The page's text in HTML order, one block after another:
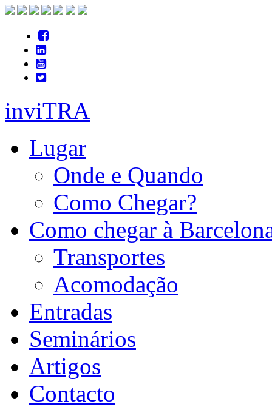
inviTRA
Lugar
Onde e Quando
Como Chegar?
Como chegar à
Transportes
Acomodação
Entradas
Seminários
Artigos
Contacto